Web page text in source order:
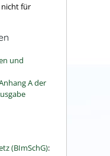
nicht für
und
A der
(BImSchG):